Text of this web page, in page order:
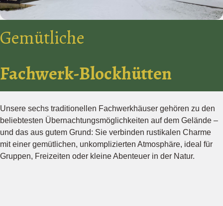
Gemütliche
Fachwerk-Blockhütten
Unsere sechs traditionellen Fachwerkhäuser gehören zu den
beliebtesten Übernachtungsmöglichkeiten auf dem Gelände –
und das aus gutem Grund: Sie verbinden rustikalen Charme
mit einer gemütlichen, unkomplizierten Atmosphäre, ideal für
Gruppen, Freizeiten oder kleine Abenteuer in der Natur.